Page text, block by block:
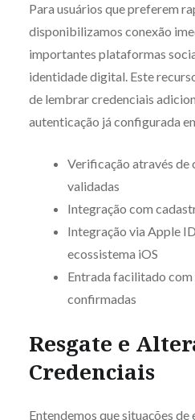
Para usuários que preferem
disponibilizamos conexão
importantes plataformas
identidade digital. Este
de lembrar credenciais
autenticação já configurada
Verificação através de
validadas
Integração com
Integração via Apple
ecossistema iOS
Entrada facilitado
confirmadas
Resgate e
Credenciais
Entendemos que situações de